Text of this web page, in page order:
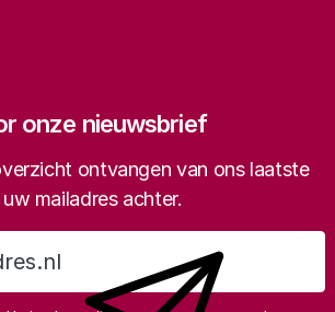
onze nieuwsbrief
ontvangen van ons laatste
mailadres achter.
Aanmelden